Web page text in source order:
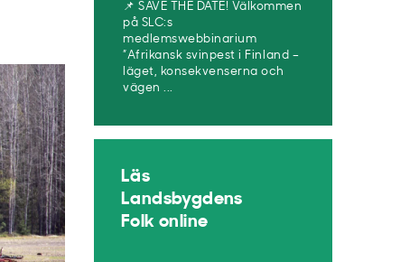
📌 SAVE THE DATE! Välkommen
på SLC:s
medlemswebbinarium
”Afrikansk svinpest i Finland –
läget, konsekvenserna och
vägen ...
Läs
Landsbygdens
Folk online